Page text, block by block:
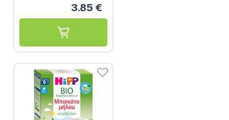
3.85 €